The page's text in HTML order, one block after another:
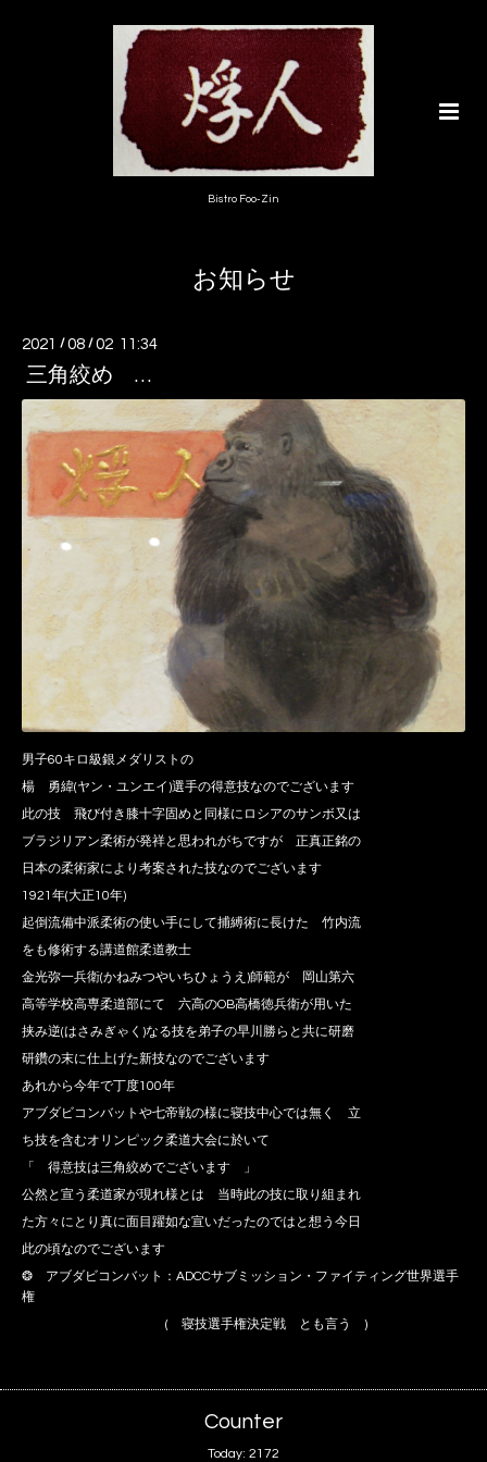
Bistro Foo-Zin
お知らせ
2021 /08 /02 11:34
三角絞め …
男子60キロ級銀メダリストの
楊 勇緯(ヤン・ユンエイ)選手の得意技なのでございます
此の技 飛び付き膝十字固めと同様にロシアのサンボ又は
ブラジリアン柔術が発祥と思われがちですが 正真正銘の
日本の柔術家により考案された技なのでございます
1921年(大正10年)
起倒流備中派柔術の使い手にして捕縛術に長けた 竹内流
をも修術する講道館柔道教士
金光弥一兵衛(かねみつやいちひょうえ)師範が 岡山第六
高等学校高専柔道部にて 六高のOB高橋徳兵衛が用いた
挟み逆(はさみぎゃく)なる技を弟子の早川勝らと共に研磨
研鑽の末に仕上げた新技なのでございます
あれから今年で丁度100年
アブダビコンバットや七帝戦の様に寝技中心では無く 立
ち技を含むオリンピック柔道大会に於いて
「 得意技は三角絞めでございます 」
公然と宣う柔道家が現れ様とは 当時此の技に取り組まれ
た方々にとり真に面目躍如な宣いだったのではと想う今日
此の頃なのでございます
❂ アブダビコンバット：ADCCサブミッション・ファイティング世界選手
権
( 寝技選手権決定戦 とも言う )
Counter
Today: 2172